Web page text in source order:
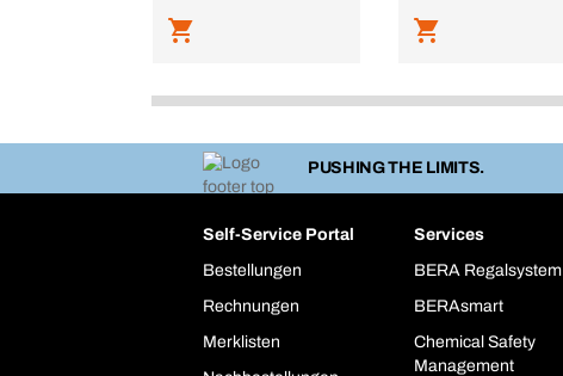
PUSHING THE LIMITS.
Self-Service Portal
Bestellungen
Rechnungen
Merklisten
Services
BERA Regalsystem
BERAsmart
Chemical Safety
Management